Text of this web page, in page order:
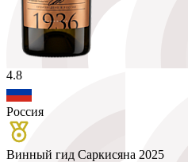
4.8
Россия
Винный гид Саркисяна 2025